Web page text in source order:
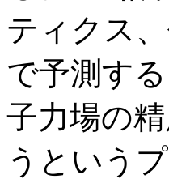
ティクス
で予測す
子力場の
うという